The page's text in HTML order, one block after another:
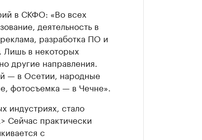
в СКФО: «Во всех
деятельность в
разработка ПО и
Лишь в некоторых
другие направления.
— в Осетии, народные
фотосъемка — в Чечне».
индустриях, стало
Сейчас практически
с